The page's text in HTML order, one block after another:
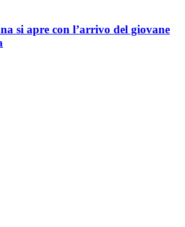
si apre con l’arrivo del giovane